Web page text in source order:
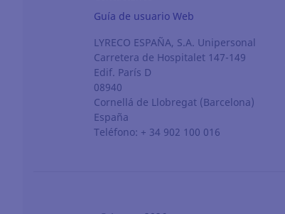
Guía de usuario Web
LYRECO ESPAÑA, S.A. Unipersonal
Carretera de Hospitalet 147-149
Edif. París D
08940
Cornellá de Llobregat (Barcelona)
España
Teléfono: + 34 902 100 016